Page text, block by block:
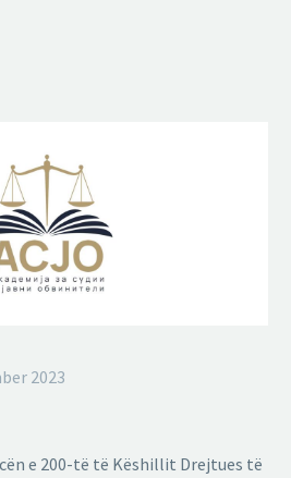
2023
e 200-të të Këshillit Drejtues të